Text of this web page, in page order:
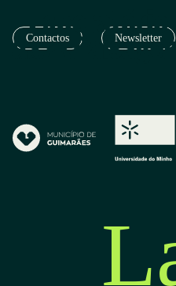
Contactos Newsletter